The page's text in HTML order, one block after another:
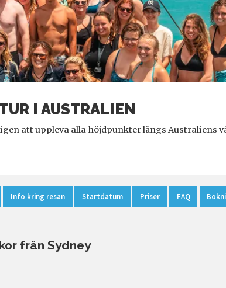
I AUSTRALIEN
att uppleva alla höjdpunkter längs Australiens
Info kring resan Startdatum Priser FAQ
från Sydney